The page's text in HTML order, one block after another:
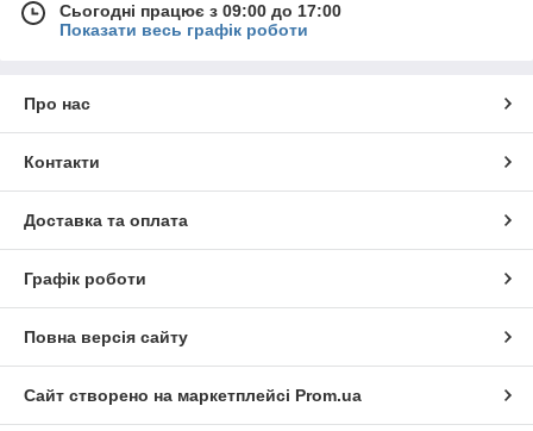
Сьогодні працює з 09:00 до 17:00
Показати весь графік роботи
Про нас
Контакти
Доставка та оплата
Графік роботи
Повна версія сайту
Сайт створено на маркетплейсі Prom.ua